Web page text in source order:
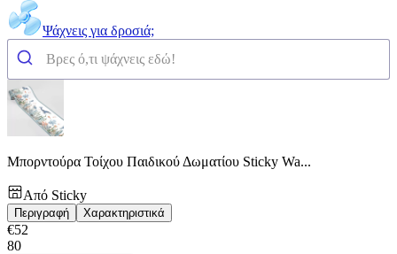
Ψάχνεις για δροσιά;
Μπορντούρα Τοίχου Παιδικού Δωματίου Sticky Wa...
Από Sticky
Περιγραφή Χαρακτηριστικά
€52
80